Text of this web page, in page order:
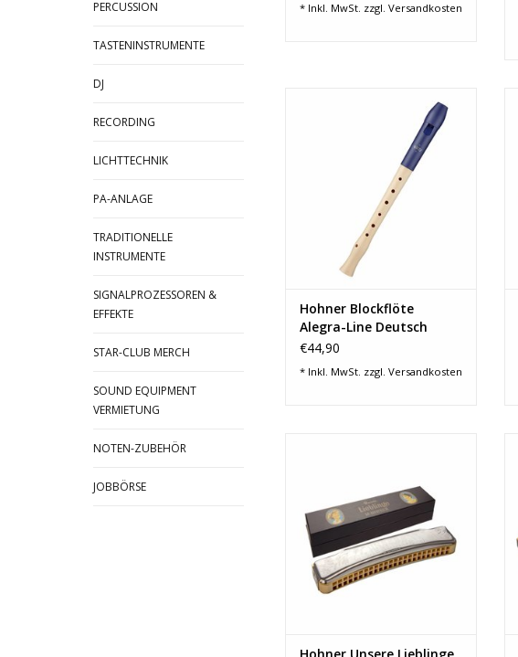
PERCUSSION
TASTENINSTRUMENTE
DJ
RECORDING
LICHTTECHNIK
PA-ANLAGE
TRADITIONELLE
INSTRUMENTE
SIGNALPROZESSOREN &
EFFEKTE
STAR-CLUB MERCH
SOUND EQUIPMENT
VERMIETUNG
NOTEN-ZUBEHÖR
JOBBÖRSE
* Inkl. MwSt. zzgl. Versandkosten
Stimmung: Sopran
Griffweise: deutsch
Aufbau: zweiteilig
Kopf: Antibakterieller Kunststoff
Korpus: Birnbaum
Softcase inklusive
ZUM WARENKORB HINZUFÜGEN
Hohner Blockflöte
Alegra-Line Deutsch
Mundstück in blau
€44,90
* Inkl. MwSt. zzgl. Versandkosten